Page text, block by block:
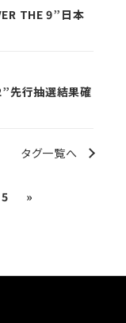
THE 9”日本
先行抽選結果確
タグ一覧へ
5 »